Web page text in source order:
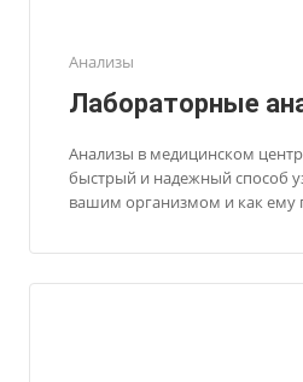
Анализы
Лабораторные
Анализы в медицинском
быстрый и надежный способ
вашим организмом и как ему